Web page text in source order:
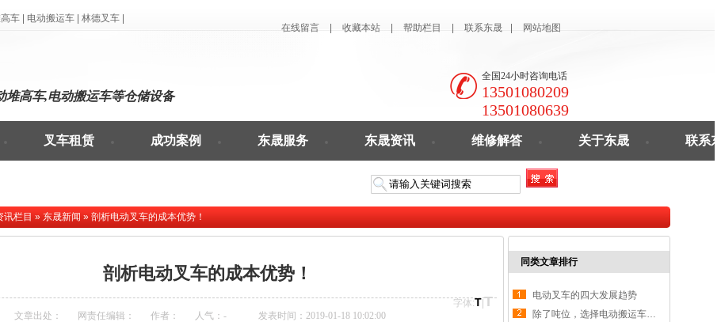
车 | 电动搬运车 |
林德叉车 |
在线留言
收藏本站 帮助栏目 联系东晟 网站地图
堆高车,电动搬运车等仓储设备
全国24小时咨询电话
13501080209
13501080639
叉车租赁 成功案例 东晟服务 东晟资讯 维修解答 关于东晟 联系
讯栏目 » 东晟新闻 » 剖析电动叉车的成本优势！
剖析电动叉车的成本优势！
字体:TT
文章出处： 网责任编辑： 作者： 人气： - 发表时间：2019-01-18 10:02:00
同类文章排行
电动叉车的四大发展趋势
除了吨位，选择电动搬运车还应该看什么？